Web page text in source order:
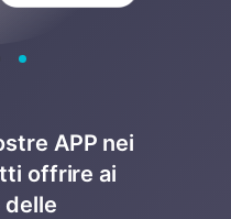
APP nei
offrire ai
delle